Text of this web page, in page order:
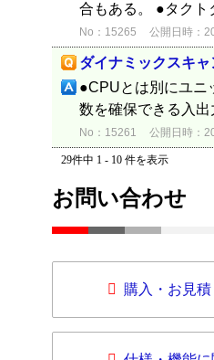
合もある。 ●タク
No：15265 公開日時：
ダイナミックスキャ
●CPUとは別にユニ
数を確保できる入
No：15261 公開日時：
29件中 1 - 10 件を表示
お問い合わせ
購入・お見